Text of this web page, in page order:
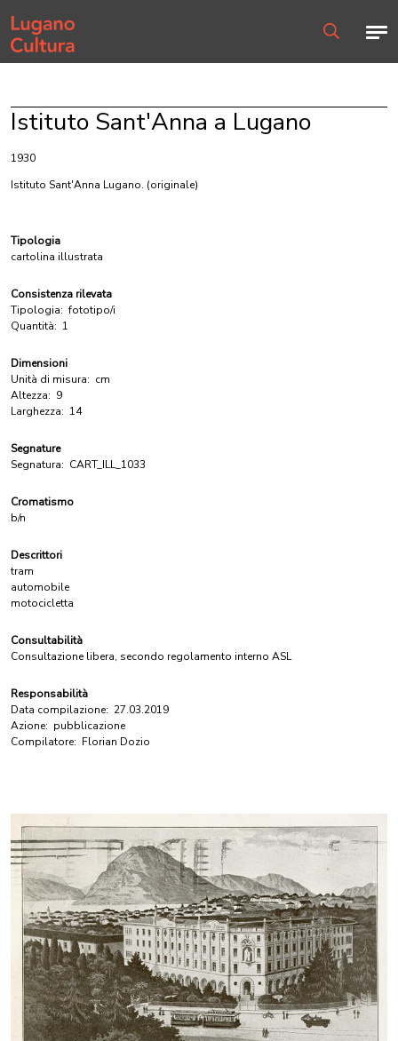
Home page
Istituto Sant'Anna a Lugano
1930
Istituto Sant'Anna Lugano. (originale)
Tipologia
cartolina illustrata
Consistenza rilevata
Tipologia: fototipo/i
Quantità: 1
Dimensioni
Unità di misura: cm
Altezza: 9
Larghezza: 14
Segnature
Segnatura: CART_ILL_1033
Cromatismo
b/n
Descrittori
tram
automobile
motocicletta
Consultabilità
Consultazione libera, secondo regolamento interno ASL
Responsabilità
Data compilazione: 27.03.2019
Azione: pubblicazione
Compilatore: Florian Dozio